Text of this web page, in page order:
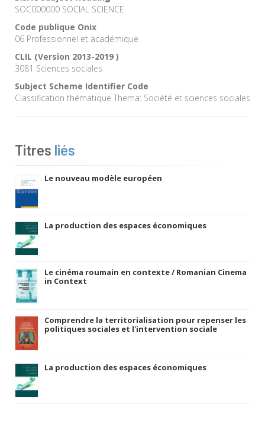
SOC000000 SOCIAL SCIENCE
Code publique Onix
06 Professionnel et académique
CLIL (Version 2013-2019 )
3081 Sciences sociales
Subject Scheme Identifier Code
Classification thématique Thema: Société et sciences sociales
Titres liés
Le nouveau modèle européen
La production des espaces économiques
Le cinéma roumain en contexte / Romanian Cinema
in Context
Comprendre la territorialisation pour repenser les
politiques sociales et l'intervention sociale
La production des espaces économiques